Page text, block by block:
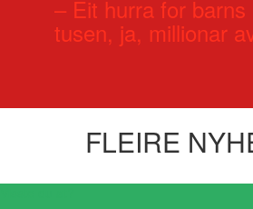
– Eit hurra for barns
tusen, ja, millionar
FLEIRE